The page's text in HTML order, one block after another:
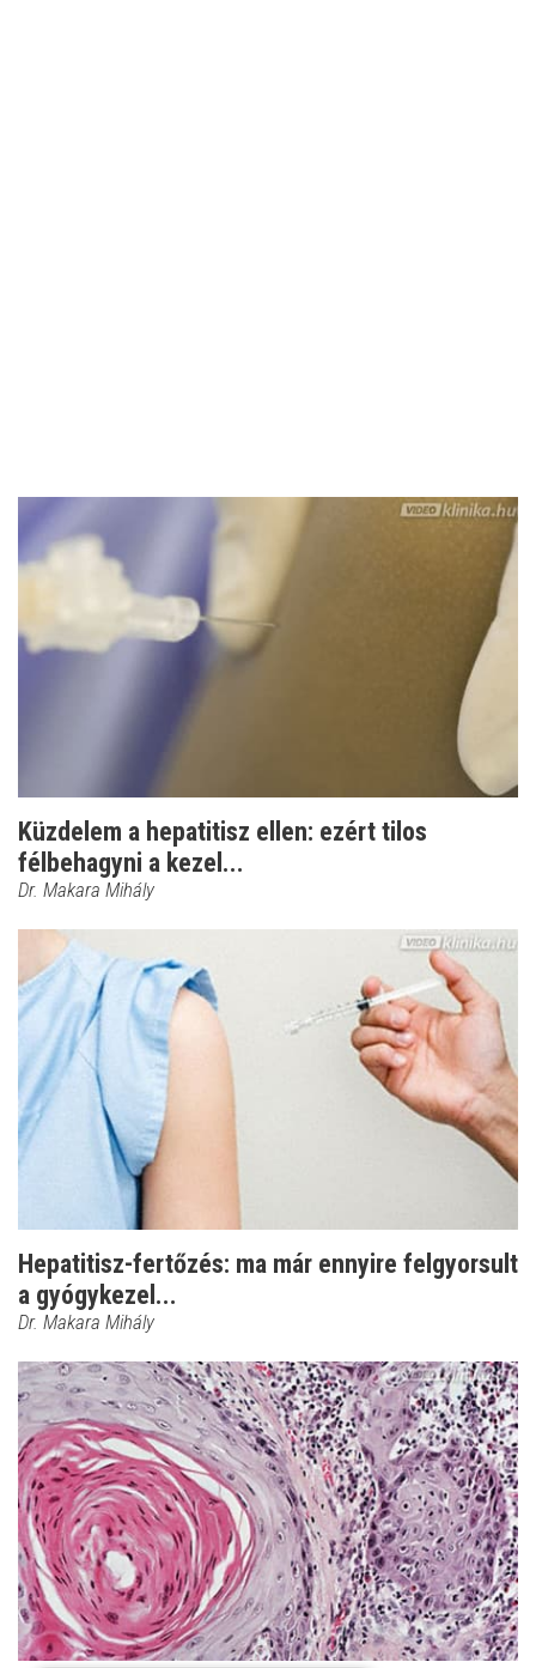
Küzdelem a hepatitisz ellen: ezért tilos
félbehagyni a kezel...
Dr. Makara Mihály
Hepatitisz-fertőzés: ma már ennyire felgyorsult
a gyógykezel...
Dr. Makara Mihály